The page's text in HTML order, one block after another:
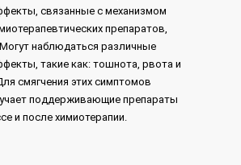
связанные с механизмом
препаратов,
наблюдаться различные
такие как: тошнота, рвота и
смягчения этих симптомов
поддерживающие препараты
и после химиотерапии.